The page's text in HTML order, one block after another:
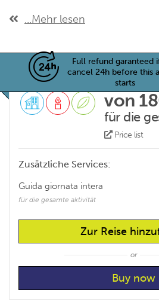
...Mehr lesen
Full refund garanteed
cancel 24h before this
starts
von
für die
Price list
Zusätzliche Services:
Guida giornata intera
für die gesamte aktivität
Zur Reise
or